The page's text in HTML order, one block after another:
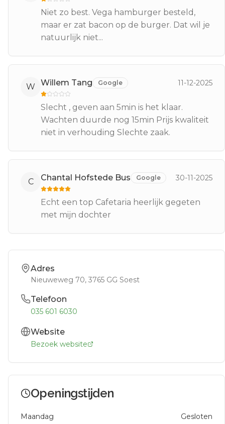
Niet zo best. Vega hamburger besteld,
maar er zat bacon op de burger. Dat wil je
natuurlijk niet...
W Willem Tang Google 11-12-2025
Slecht , geven aan 5min is het klaar.
Wachten duurde nog 15min Prijs kwaliteit
niet in verhouding Slechte zaak.
C Chantal Hofstede Bus Google 30-11-2025
Echt een top Cafetaria heerlijk gegeten
met mijn dochter
Adres
Nieuweweg 70, 3765 GG Soest
Telefoon
035 601 6030
Website
Bezoek website
Openingstijden
Maandag Gesloten